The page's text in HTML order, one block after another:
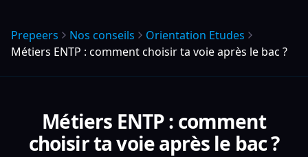
Prepeers Nos conseils
Orientation Etudes
Métiers ENTP : comment choisir ta voie après le bac ?
Métiers ENTP : comment
choisir ta voie après le bac ?